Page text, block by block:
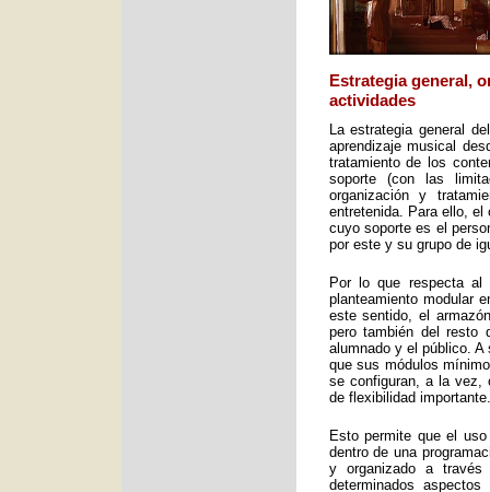
Estrategia general,
actividades
La estrategia general
aprendizaje musical
tratamiento de los
soporte (con las
organización y
entretenida. Para ello,
cuyo soporte es el
por este y su grupo de
Por lo que respecta al
planteamiento modular
este sentido, el
pero también del resto
alumnado y el público.
que sus módulos
se configuran, a la vez,
de flexibilidad importante.
Esto permite que el
dentro de una
y organizado a
determinados